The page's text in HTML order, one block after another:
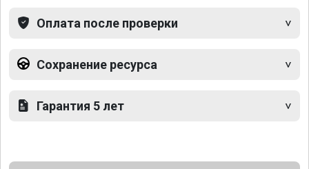
Оплата после проверки
Сохранение ресурса
Гарантия 5 лет